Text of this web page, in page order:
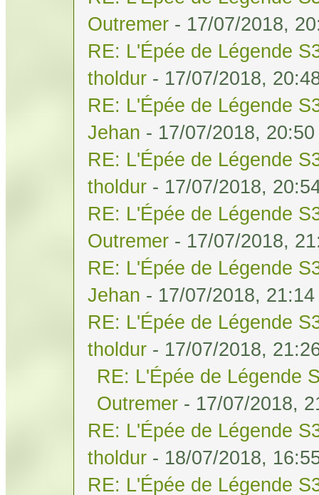
Outremer - 17/07/2018,
RE: L'Épée de Légende
tholdur - 17/07/2018,
RE: L'Épée de Légende
Jehan - 17/07/2018, 20:50
RE: L'Épée de Légende
tholdur - 17/07/2018,
RE: L'Épée de Légende
Outremer - 17/07/2018,
RE: L'Épée de Légende
Jehan - 17/07/2018, 21:14
RE: L'Épée de Légende
tholdur - 17/07/2018,
RE: L'Épée de Légende
Outremer - 17/07/2018,
RE: L'Épée de Légende
tholdur - 18/07/2018,
RE: L'Épée de Légende